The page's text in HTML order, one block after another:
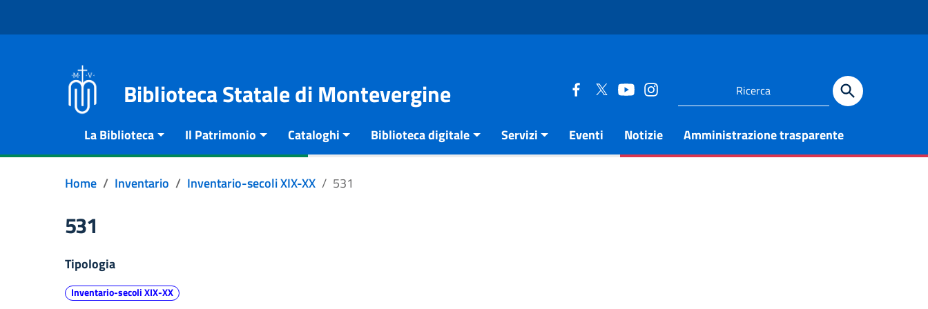
Biblioteca Statale di Montevergine
La Biblioteca Il Patrimonio Cataloghi Biblioteca digitale Servizi Eventi Notizie Amministrazione trasparente
Home Inventario Inventario-secoli XIX-XX 531
531
Tipologia
Inventario-secoli XIX-XX